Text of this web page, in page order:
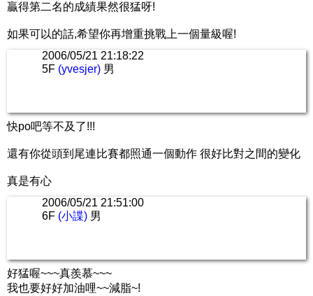
贏得第二名的成績果然很猛呀!
如果可以的話,希望你再增重挑戰上一個量級喔!
2006/05/21 21:18:22
5F (yvesjer) 男
快po吧等不及了!!!
還有你從頭到尾連比賽都照通一個動作 很好比對之間的變化
真是有心
2006/05/21 21:51:00
6F (小諜) 男
好猛喔~~~真羨慕~~~
我也要好好加油哩~~減脂~!